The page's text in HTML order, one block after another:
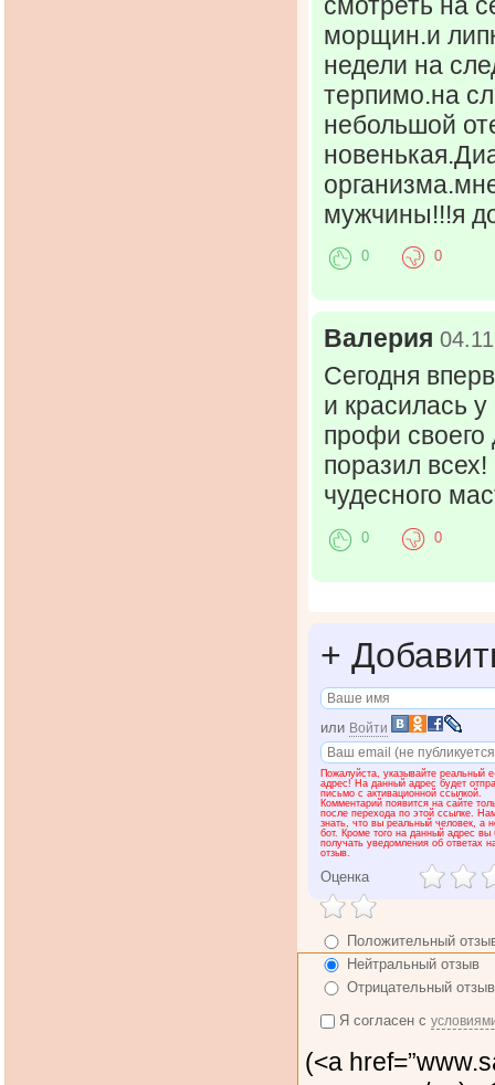
морщин.и
недели на
терпимо.на
небольшой
мужчины!!!я
0 0
Валерия
Сегодня
и красилась
профи
поразил
чудесного
0 0
+
или Войти
Пожалуйста, указывайте реальный
адрес! На данный адрес будет
письмо с активационной ссылкой.
Комментарий появится на сайте
после перехода по этой ссылке.
знать, что вы реальный человек, а
бот. Кроме того на данный адрес вы
получать уведомления об ответах
отзыв.
Оценка
Положительный
Нейтральный отзыв
Отрицательный отзыв
Я согласен с
(<a